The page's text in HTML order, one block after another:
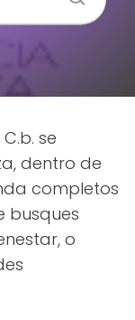
se
dentro de
completos
busques
o